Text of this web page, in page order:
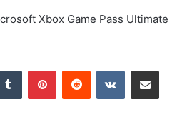
Xbox Game Pass Ultimate
Tumblr PinterestReddit VKontaktePartager par email